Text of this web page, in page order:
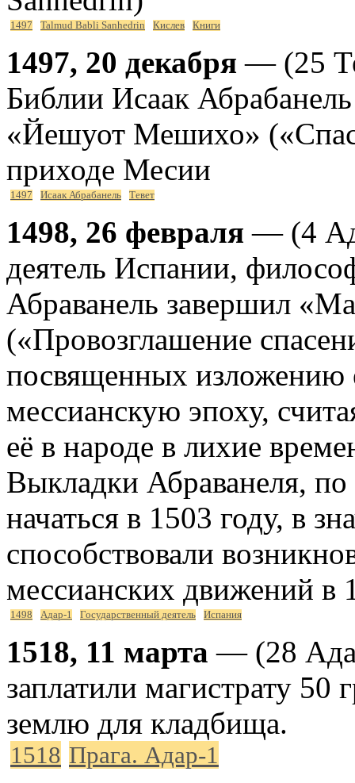
1497 Talmud Babli Sanhedrin Кислев Книги
1497, 20 декабря — (25
Библии Исаак
«Йешуот Мешихо»
приходе Месии
1497 Исаак Абрабанель Тевет
1498, 26 февраля — (4
деятель Испании,
Абраванель завершил
(«Провозглашение
посвященных изложению
мессианскую эпоху,
её в народе в лихие
Выкладки Абраванеля,
начаться в 1503 году, в
способствовали
мессианских движений в
1498 Адар-1 Государственный деятель Испания
1518, 11 марта — (28
заплатили магистрату
землю для кладбища.
1518 Прага. Адар-1